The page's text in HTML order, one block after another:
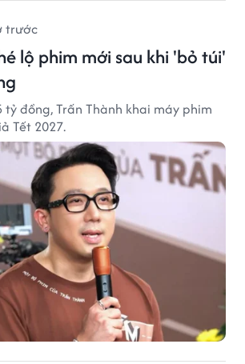
trước
lộ phim mới sau khi 'bỏ túi'
tỷ đồng, Trấn Thành khai máy phim
Tết 2027.